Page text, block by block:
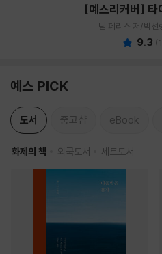
[예스리커버] 타
팀 페리스 저/박선
9.3 (
예스 PICK
도서 중고샵 eBook
화제의 책 외국도서 세트도서